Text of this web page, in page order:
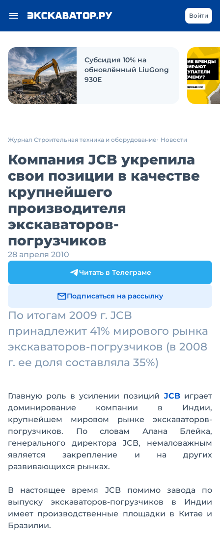
Войти
Субсидия 10% на
обновлённый LiuGong
930E
Журнал Строительная техника и оборудование Новости
Компания JCB укрепила
свои позиции в качестве
крупнейшего
производителя
экскаваторов-
погрузчиков
28 апреля 2010
Читать в Телеграме
Подписаться на рассылку
По итогам 2009 г. JCB
принадлежит 41% мирового рынка
экскаваторов-погрузчиков (в 2008
г. ее доля составляла 35%)
Главную роль в усилении позиций JCBиграет
доминирование компании в Индии,
крупнейшем мировом рынке экскаваторов-
погрузчиков. По словам Алана Блейка,
генерального директора JCB, немаловажным
является закрепление и на других
развивающихся рынках.
В настоящее время JCB помимо завода по
выпуску экскаваторов-погрузчиков в Индии
имеет производственные площадки в Китае и
Бразилии.